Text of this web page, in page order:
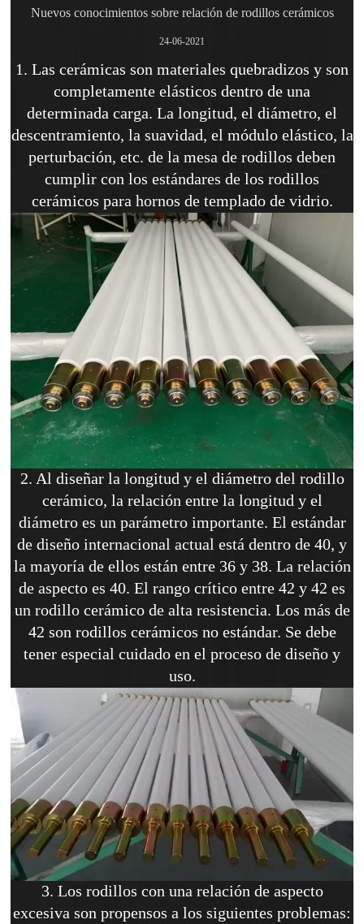
Nuevos conocimientos sobre relación de rodillos cerámicos
24-06-2021
1. Las cerámicas son materiales quebradizos y son
completamente elásticos dentro de una
determinada carga. La longitud, el diámetro, el
descentramiento, la suavidad, el módulo elástico, la
perturbación, etc. de la mesa de rodillos deben
cumplir con los estándares de los rodillos
cerámicos para hornos de templado de vidrio.
2. Al diseñar la longitud y el diámetro del rodillo
cerámico, la relación entre la longitud y el
diámetro es un parámetro importante. El estándar
de diseño internacional actual está dentro de 40, y
la mayoría de ellos están entre 36 y 38. La relación
de aspecto es 40. El rango crítico entre 42 y 42 es
un rodillo cerámico de alta resistencia. Los más de
42 son rodillos cerámicos no estándar. Se debe
tener especial cuidado en el proceso de diseño y
uso.
3. Los rodillos con una relación de aspecto
excesiva son propensos a los siguientes problemas: